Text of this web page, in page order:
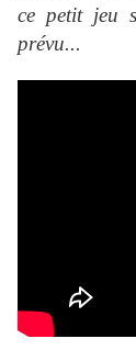
ce petit jeu
prévu...